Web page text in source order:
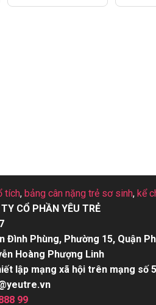
tích, bảng cân nặng trẻ sơ sinh, kể
CỔ PHẦN YÊU TRẺ
Đình Phùng, Phường 15, Quận
Hoàng Phượng Linh
lập mạng xã hội trên mạng số
99